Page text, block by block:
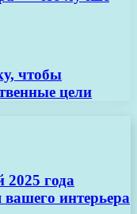
чтобы
цели
2025 года
интерьера